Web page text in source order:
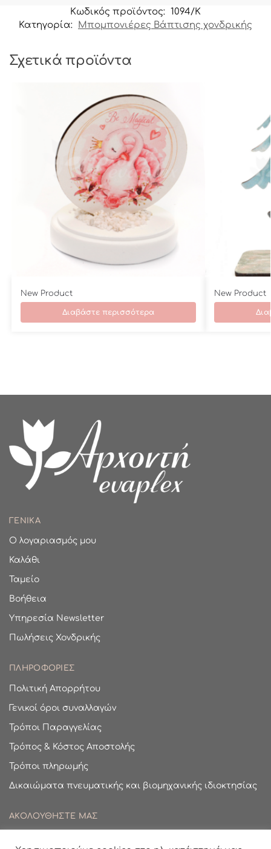
Κωδικός προϊόντος: 1094/Κ
Κατηγορία:
Μπομπονιέρες Βάπτισης χονδρικής
Σχετικά προϊόντα
New Product
Διαβάστε περισσότερα
New Product
ΓΕΝΙΚΑ
Ο λογαριασμός μου
Καλάθι
Ταμείο
Βοήθεια
Υπηρεσία Newsletter
Πωλήσεις Χονδρικής
ΠΛΗΡΟΦΟΡΙΕΣ
Πολιτική Απορρήτου
Γενικοί όροι συναλλαγών
Τρόποι Παραγγελίας
Τρόπος & Κόστος Αποστολής
Τρόποι πληρωμής
Δικαιώματα πνευματικής και βιομηχανικής ιδιοκτησίας
ΑΚΟΛΟΥΘΗΣΤΕ ΜΑΣ